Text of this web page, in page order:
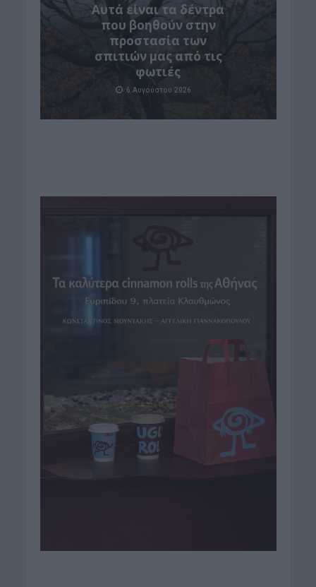
Αυτά είναι τα δέντρα
που βοηθούν στην
προστασία των
σπιτιών μας από τις
φωτιές
6 Αυγούστου 2026